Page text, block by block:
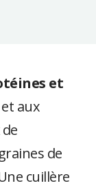
et
aux
de
cuillère